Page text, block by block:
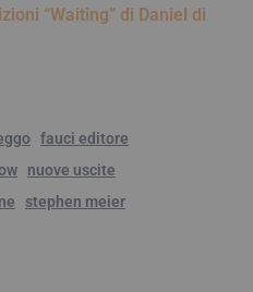
“Waiting” di Daniel di
fauci editore
nuove uscite
stephen meier